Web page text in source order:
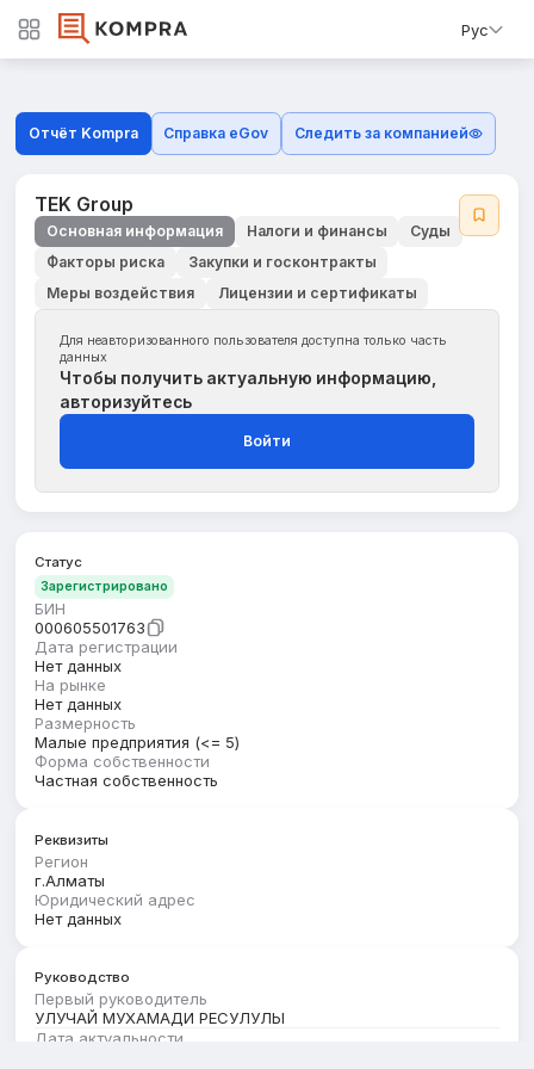
Рус
Отчёт Kompra Справка eGov Следить за компанией
TEK Group
Основная информация Налоги и финансы
Суды
Факторы риска
Закупки и госконтракты
Меры воздействия
Лицензии и сертификаты
Для неавторизованного пользователя доступна только часть
данных
Чтобы получить актуальную информацию,
авторизуйтесь
Войти
Статус
Зарегистрировано
БИН
000605501763
Дата регистрации
Нет данных
На рынке
Нет данных
Размерность
Малые предприятия (<= 5)
Форма собственности
Частная собственность
Реквизиты
Регион
г.Алматы
Юридический адрес
Нет данных
Руководство
Первый руководитель
УЛУЧАЙ МУХАМАДИ РЕСУЛУЛЫ
Дата актуальности